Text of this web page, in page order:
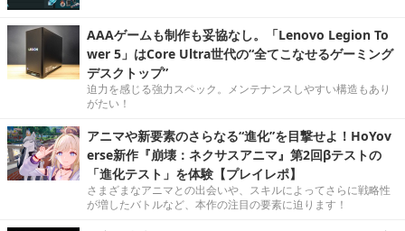
AAAゲームも制作も妥協なし。「Lenovo Legion To
wer 5」はCore Ultra世代の“全てこなせるゲーミング
デスクトップ”
迫力を感じる強力スペック。メンテナンスしやすい構造もあり
がたい！
アニマや新要素のさらなる“進化”を目撃せよ！HoYov
erse新作『崩壊：ネクサスアニマ』第2回βテストの
「進化テスト」を体験【プレイレポ】
さまざまなアニマとの出会いや、スキルによってさらに戦略性
が増したバトルなど、本作の注目の要素に迫ります！